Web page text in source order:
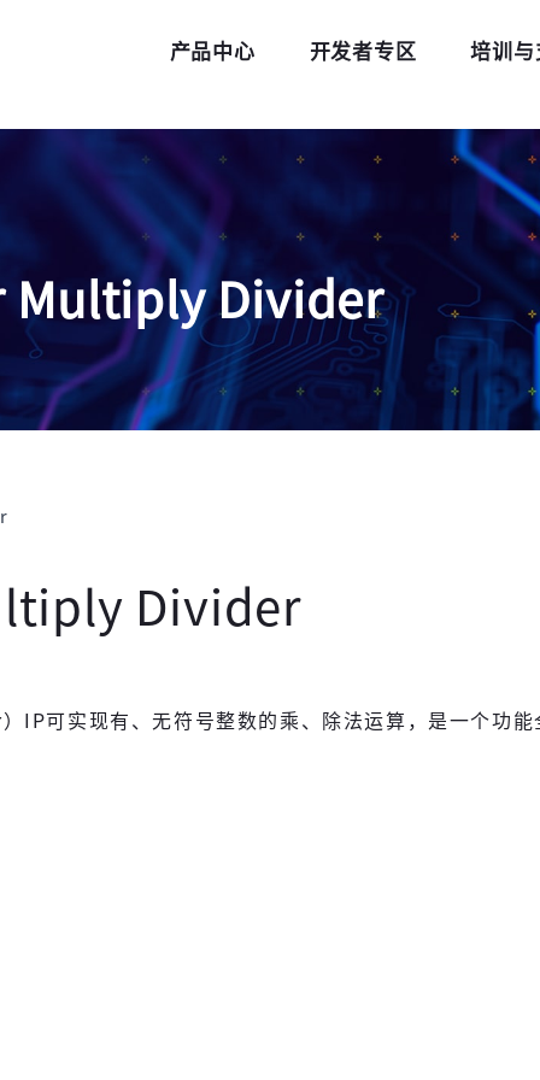
产品中心 开发者专区 培训与
Multiply Divider
Divider
可实现有、无符号整数的乘、除法运算，是一个功能